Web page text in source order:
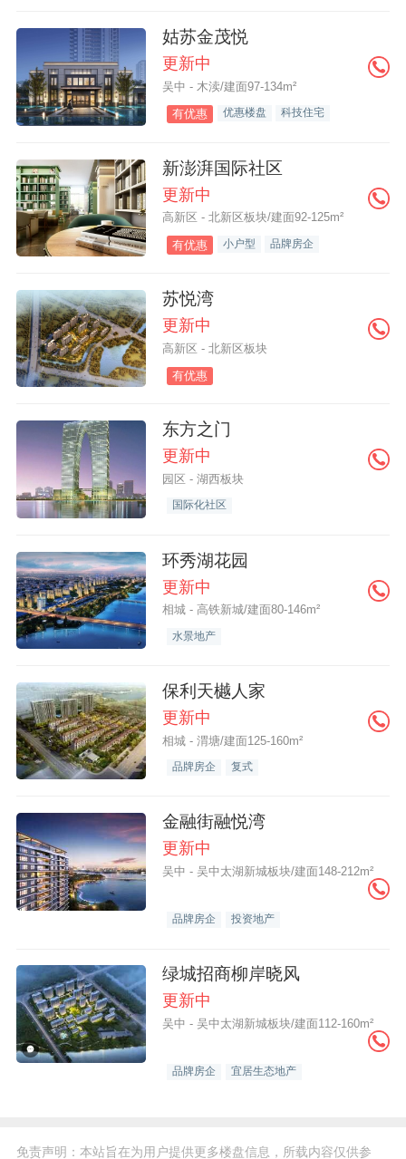
姑苏金茂悦
更新中
吴中 - 木渎/建面97-134m²
有优惠 优惠楼盘 科技住宅
新澎湃国际社区
更新中
高新区 - 北新区板块/建面92-125m²
有优惠 小户型 品牌房企
苏悦湾
更新中
高新区 - 北新区板块
有优惠
东方之门
更新中
园区 - 湖西板块
国际化社区
环秀湖花园
更新中
相城 - 高铁新城/建面80-146m²
水景地产
保利天樾人家
更新中
相城 - 渭塘/建面125-160m²
品牌房企 复式
金融街融悦湾
更新中
吴中 - 吴中太湖新城板块/建面148-212m²
品牌房企 投资地产
绿城招商柳岸晓风
更新中
吴中 - 吴中太湖新城板块/建面112-160m²
品牌房企 宜居生态地产
免责声明：本站旨在为用户提供更多楼盘信息，所载内容仅供参